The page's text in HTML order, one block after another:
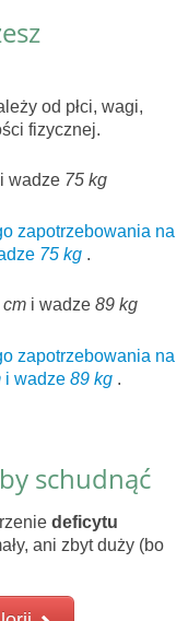
od płci, wagi,
fizycznej.
i wadze 75 kg
zapotrzebowania na
75 kg .
i wadze 89 kg
zapotrzebowania na
i wadze 89 kg .
schudnąć
deficytu
ani zbyt duży (bo